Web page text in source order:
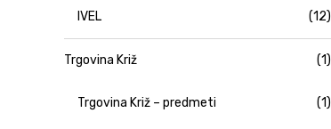
IVEL (12)
Trgovina Križ (1)
Trgovina Križ – predmeti (1)